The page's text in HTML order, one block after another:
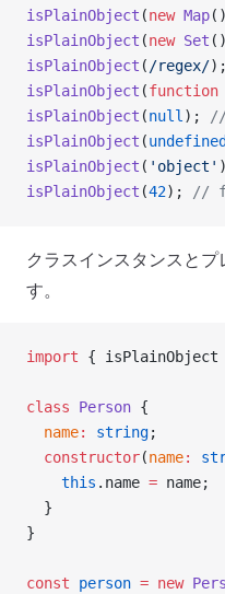
isPlainObject (new Map
isPlainObject (new Set
isPlainObject ( /regex/
isPlainObject (function
isPlainObject (null );
isPlainObject (undefined
isPlainObject ( 'object'
isPlainObject (42); //
クラスインスタンスと
す。
import {
class Person {
  name
: string;
  constructor
(name:
    this
.name = name;
  }
}
const person = new